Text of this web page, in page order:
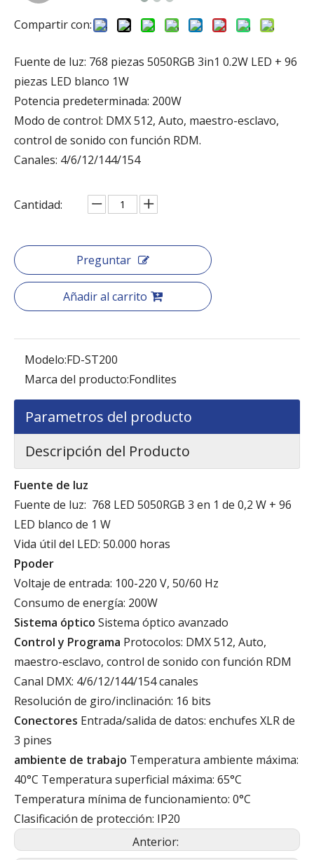
Compartir con:
Fuente de luz: 768 piezas 5050RGB 3in1 0.2W LED + 96
piezas LED blanco 1W
Potencia predeterminada: 200W
Modo de control: DMX 512, Auto, maestro-esclavo,
control de sonido con función RDM.
Canales: 4/6/12/144/154
Cantidad:
Preguntar
Añadir al carrito
Modelo:FD-ST200
Marca del producto:Fondlites
Parametros del producto
Descripción del Producto
Fuente de luz
Fuente de luz: 768 LED 5050RGB 3 en 1 de 0,2 W + 96
LED blanco de 1 W
Vida útil del LED: 50.000 horas
Ppoder
Voltaje de entrada: 100-220 V, 50/60 Hz
Consumo de energía: 200W
Sistema óptico Sistema óptico avanzado
Control y Programa Protocolos: DMX 512, Auto,
maestro-esclavo, control de sonido con función RDM
Canal DMX: 4/6/12/144/154 canales
Resolución de giro/inclinación: 16 bits
Conectores Entrada/salida de datos: enchufes XLR de
3 pines
ambiente de trabajo Temperatura ambiente máxima:
40°C Temperatura superficial máxima: 65°C
Temperatura mínima de funcionamiento: 0°C
Clasificación de protección: IP20
Anterior: